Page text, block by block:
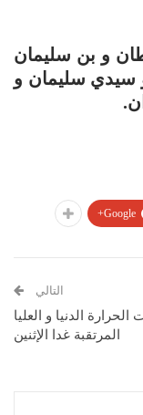
و بن سليمان
سيدي سليمان و
Google+
التالي
الحرارة الدنيا و العليا
المرتقبة غدا الإثنين